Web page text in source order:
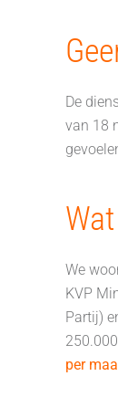
De
van 18
We
KVP
Partij)
per